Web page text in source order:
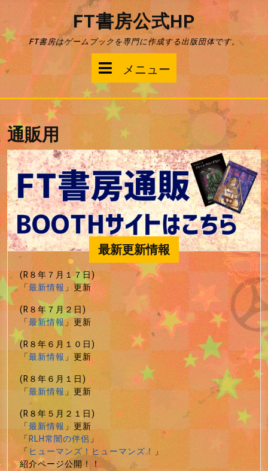
テ
ン
ツ
へ
FT書房公式HP
FT書房はゲームブックを専門に作成する出版団体です。
メニュー
ニ
ュ
ー
通販用
最新更新情報
(R８年７月１７日)
「最新情報」更新
(R８年７月２日)
「最新情報」更新
(R８年６月１０日)
「最新情報」更新
(R８年６月１日)
「最新情報」更新
(R８年５月２１日)
「最新情報」更新
「RLH常闇の伴侶」
「ヒューマンズ！ヒューマンズ！ 」
紹介ページ公開！！